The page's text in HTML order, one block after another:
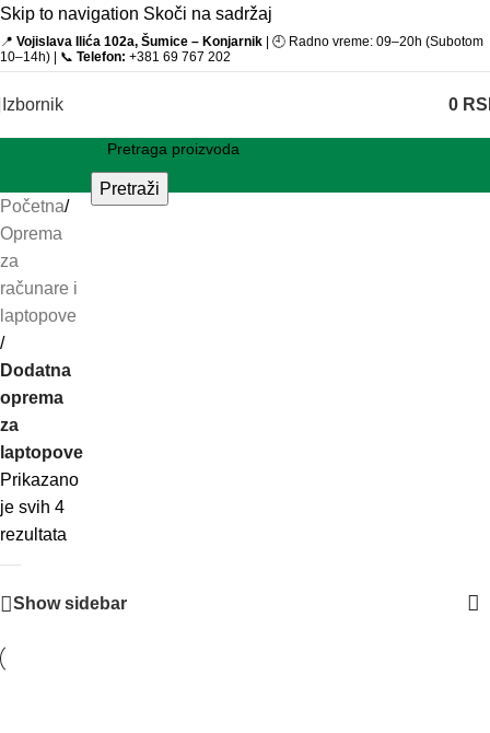
Skip to navigation Skoči na sadržaj
📍 Vojislava Ilića 102a, Šumice – Konjarnik | 🕘 Radno vreme: 09–20h (Subotom
10–14h) | 📞 Telefon: +381 69 767 202
Izbornik 0
Pretraži
Početna/
Oprema
za
računare i
laptopove
/
Dodatna
oprema
za
laptopove
Prikazano
je svih 4
rezultata
Show sidebar